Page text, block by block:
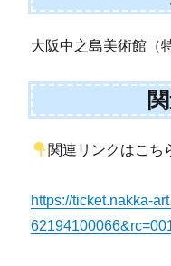
大阪中之島美術館（
関連リンクはこち
https://ticket.nakka-